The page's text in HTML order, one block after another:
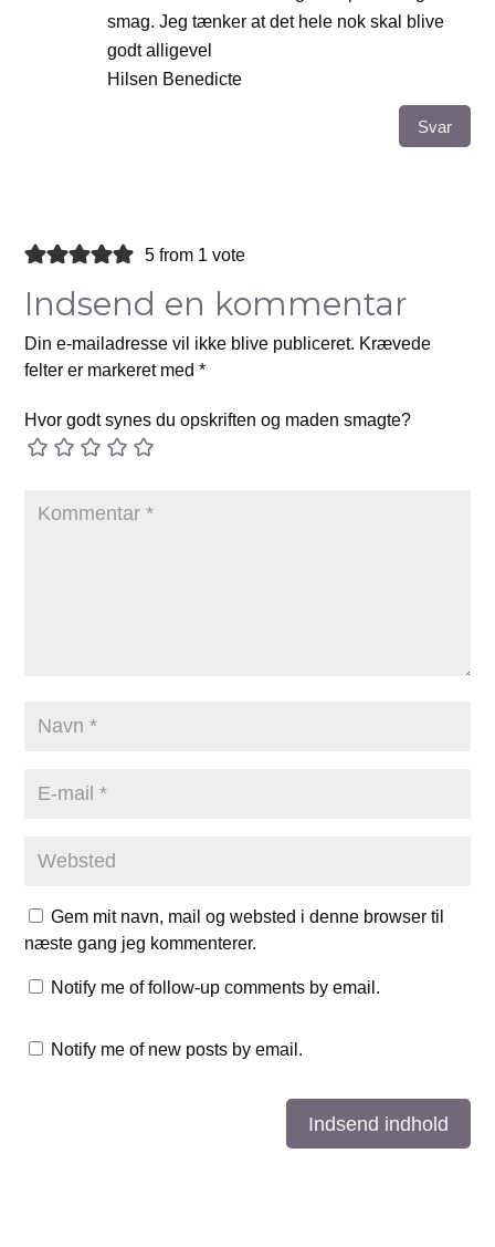
smag. Jeg tænker at det hele nok skal blive
godt alligevel
Hilsen Benedicte
Svar
5 from 1 vote
Indsend en kommentar
Din e-mailadresse vil ikke blive publiceret. Krævede
felter er markeret med*
Hvor godt synes du opskriften og maden smagte?
Gem mit navn, mail og websted i denne browser til
næste gang jeg kommenterer.
Notify me of follow-up comments by email.
Notify me of new posts by email.
Indsend indhold